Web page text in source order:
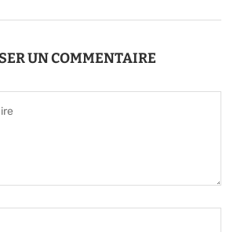
UN COMMENTAIRE